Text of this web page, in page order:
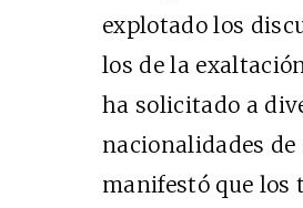
explotado los
los de la
ha solicitado a
nacionalidades
manifestó que los